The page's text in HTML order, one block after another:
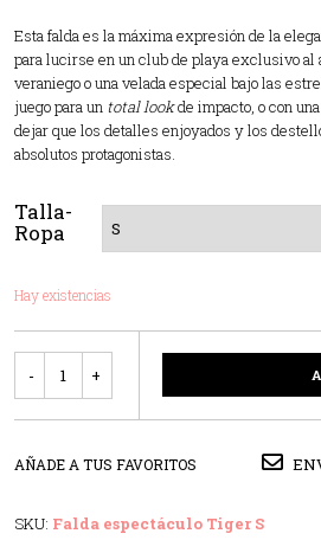
Esta falda es la máxima expresión de la
para lucirse en un club de playa exclusivo al
veraniego o una velada especial bajo las
juego para un total lookde impacto, o con
dejar que los detalles enjoyados y los
absolutos protagonistas.
Talla-
Ropa
Hay existencias
AÑADE A TUS FAVORITOS
SKU: Falda espectáculo Tiger S